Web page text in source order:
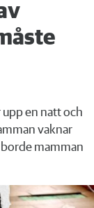
upp en natt och
vaknar
mamman